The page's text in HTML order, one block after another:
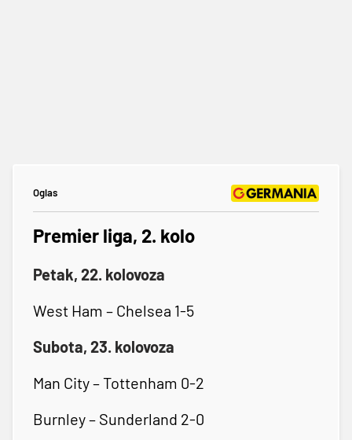
Oglas
Premier liga, 2. kolo
Petak, 22. kolovoza
West Ham – Chelsea 1-5
Subota, 23. kolovoza
Man City – Tottenham 0-2
Burnley – Sunderland 2-0